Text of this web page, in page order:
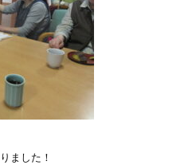
ました！